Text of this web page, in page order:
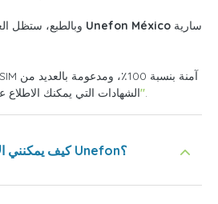
Unefon México
الشهادات التي يمكنكالثقة والأمان".
كيف يمكنني الاستعلام عن رصيدي في Unefon؟